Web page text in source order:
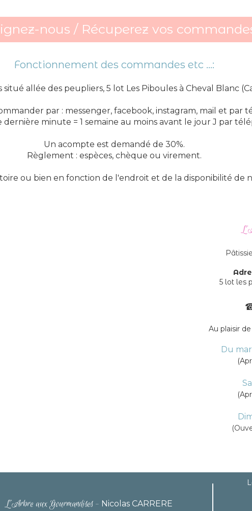
nous / Récuperez vos
Fonctionnement des commandes etc ...:
situé allée des peupliers, 5 lot Les Piboules à Cheval Blanc
par : messenger, facebook, instagram, mail et par
dernière minute = 1 semaine au moins avant le jour J par
Un acompte est demandé de 30%.
Règlement : espèces, chèque ou virement.
ou bien en fonction de l'endroit et de la disponibilité de
5 lot les
Au plaisir
Du
L'Arbre aux Gourmandises- Nicolas CARRERE